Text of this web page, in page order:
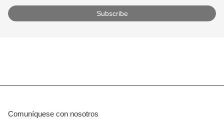
Comuníquese con nosotros